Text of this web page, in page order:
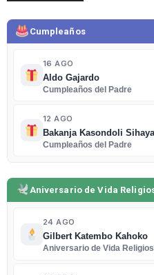
Cumpleaños
16 AGO
Aldo Gajardo
Cumpleaños del Padre
12 AGO
Bakanja Kasondoli Sihaya
Cumpleaños del Padre
Aniversario de Vida
24 AGO
Gilbert Katembo Kahoko
Aniversario de Vida